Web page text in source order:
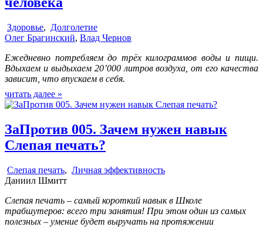
Здоровье, Долголетие
Олег Брагинский, Влад Чернов
Ежедневно потребляем до трёх килограммов воды и пищи.
Вдыхаем и выдыхаем 20’000 литров воздуха, от его качества
зависит, что впускаем в себя.
читать далее »
ЗаПротив 005. Зачем нужен навык
Слепая печать?
Слепая печать, Личная эффективность
Даниил Шмитт
Слепая печать – самый короткий навык в Школе
трабшутеров: всего три занятия! При этом один из самых
полезных – умение будет выручать на протяжении